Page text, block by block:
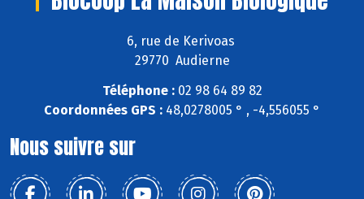
6, rue de Kerivoas
29770 Audierne
Téléphone :02 98 64 89 82
Coordonnées GPS : 48,0278005 ° , -4,556055 °
Nous suivre sur